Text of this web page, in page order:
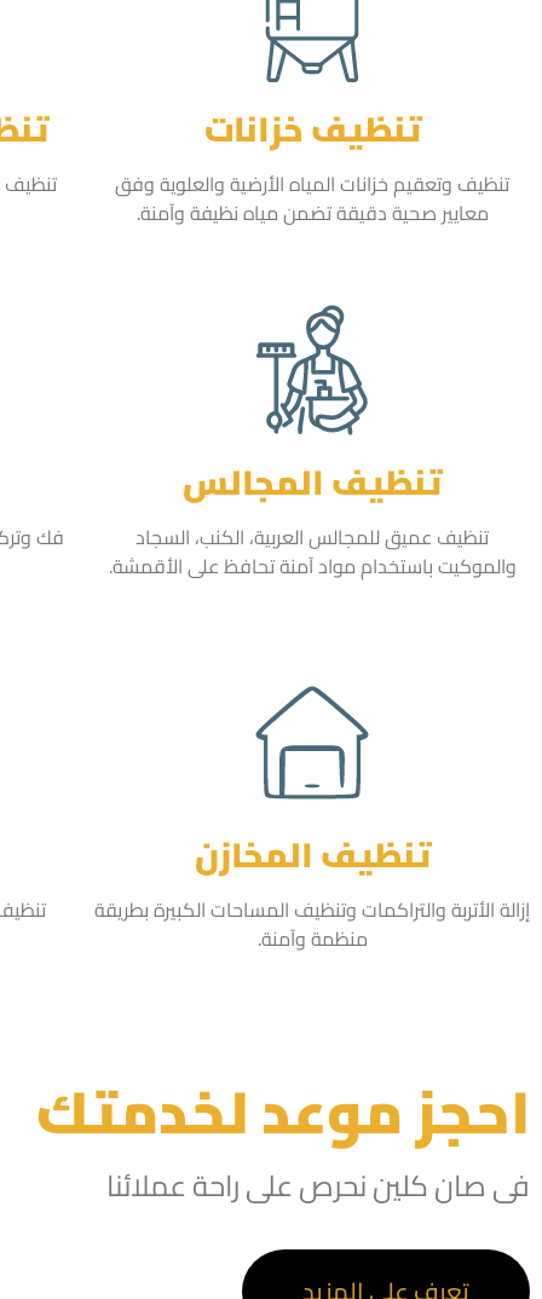
تنظيف خزانات
تنظيف وتعقيم خزانات المياه الأرضية والعلوية وفق
معايير صحية دقيقة تضمن مياه نظيفة وآمنة.
تنظيف
تنظيف المجالس
تنظيف عميق للمجالس العربية، الكنب، السجاد
والموكيت باستخدام مواد آمنة تحافظ على الأقمشة.
فك
تنظيف المخازن
إزالة الأتربة والتراكمات وتنظيف المساحات الكبيرة بطريقة
منظمة وآمنة.
احجز موعد لخدمتك
فى صان كلين نحرص على راحة عملائنا